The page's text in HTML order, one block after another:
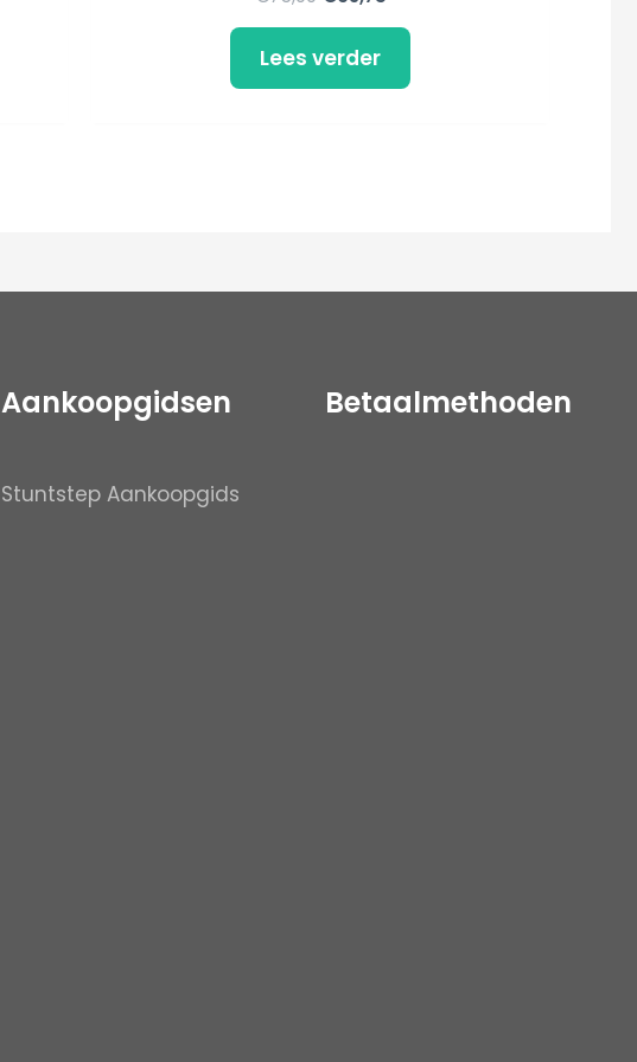
Lees verder
Aankoopgidsen
Stuntstep Aankoopgids
Betaalmethoden